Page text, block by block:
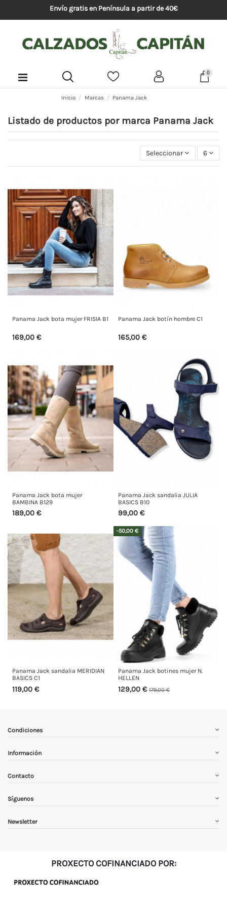
Envío gratis en Península a partir de 40€
0
Inicio Marcas Panama Jack
Listado de productos por marca Panama Jack
Seleccionar 6
Panama Jack bota mujer FRISIA B1
169,00 €
Panama Jack botín hombre C1
165,00 €
Panama Jack bota mujer
BAMBINA B129
189,00 €
Panama Jack sandalia JULIA
BASICS B10
99,00 €
Panama Jack sandalia MERIDIAN
BASICS C1
119,00 €
-50,00 €
Panama Jack botines mujer N.
HELLEN
129,00 €179,00 €
Condiciones
Información
Contacto
Síguenos
Newsletter
PROXECTO COFINANCIADO POR: